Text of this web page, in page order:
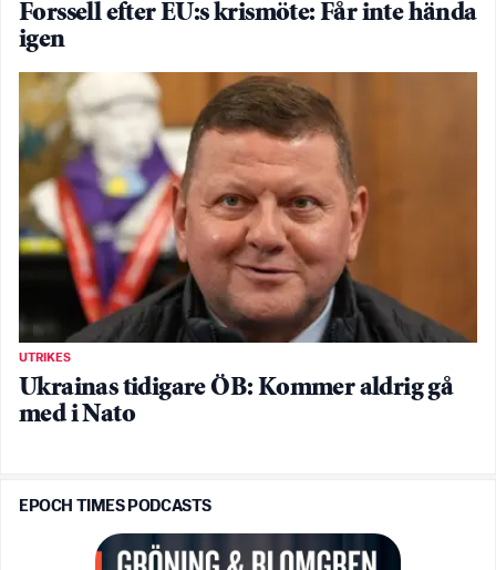
Forssell efter EU:s krismöte: Får inte hända
igen
UTRIKES
Ukrainas tidigare ÖB: Kommer aldrig gå
med i Nato
EPOCH TIMES PODCASTS